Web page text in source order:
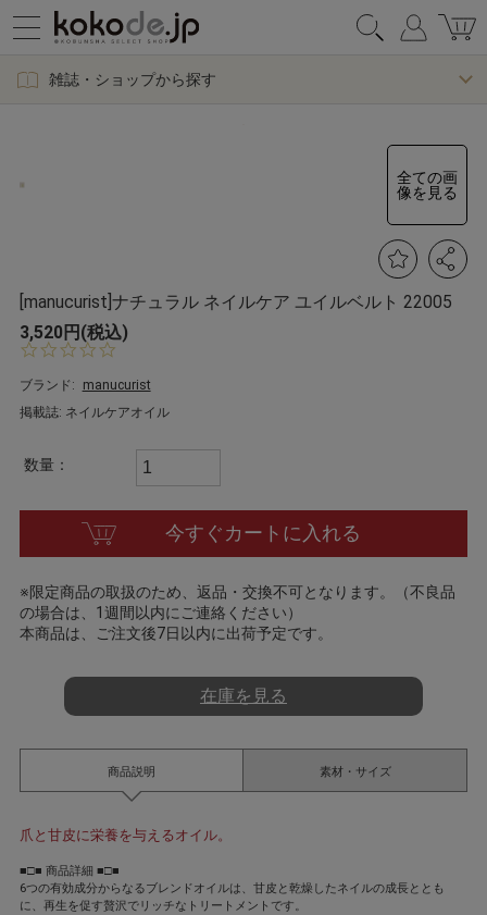
雑誌・ショップから探す
全ての画
像を見る
[manucurist]ナチュラル ネイルケア ユイルベルト 22005
3,520円(税込)
0.
s
t
a
i
n
g
ブランド:
manucurist
掲載誌: ネイルケアオイル
数量：
今すぐカートに入れる
※限定商品の取扱のため、返品・交換不可となります。（不良品
の場合は、1週間以内にご連絡ください）
本商品は、ご注文後7日以内に出荷予定です。
在庫を見る
商品説明
爪と甘皮に栄養を与えるオイル。
■□■ 商品詳細 ■□■
6つの有効成分からなるブレンドオイルは、甘皮と乾燥したネイルの成長ととも
に、再生を促す贅沢でリッチなトリートメントです。
素材・サイズ